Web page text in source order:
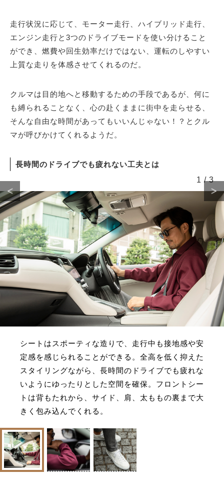
走行状況に応じて、モーター走行、ハイブリッド走行、
エンジン走行と3つのドライブモードを使い分けること
ができ、燃費や回生効率だけではない、運転のしやすい
上質な走りを体感させてくれるのだ。
クルマは目的地へと移動するための手段であるが、何に
も縛られることなく、心の赴くままに街中を走らせる、
そんな自由な時間があってもいいんじゃない！？とクル
マが呼びかけてくれるようだ。
長時間のドライブでも疲れない工夫とは
シートはスポーティな造りで、走行中も接地感や安
定感を感じられることができる。全高を低く抑えた
スタイリングながら、長時間のドライブでも疲れな
いようにゆったりとした空間を確保。フロントシー
トは背もたれから、サイド、肩、太ももの裏まで大
きく包み込んでくれる。
1 /3